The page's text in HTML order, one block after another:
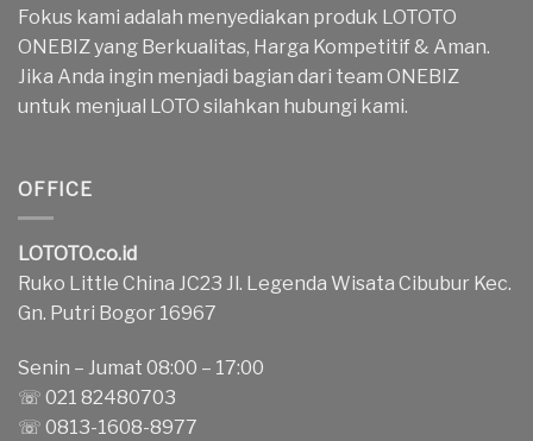
Fokus kami adalah menyediakan produk LOTOTO
ONEBIZ yang Berkualitas, Harga Kompetitif & Aman.
Jika Anda ingin menjadi bagian dari team ONEBIZ
untuk menjual LOTO silahkan hubungi kami.
OFFICE
LOTOTO.co.id
Ruko Little China JC23 Jl. Legenda Wisata Cibubur Kec.
Gn. Putri Bogor 16967
Senin – Jumat 08:00 – 17:00
☏ 021 82480703
☏ 0813-1608-8977